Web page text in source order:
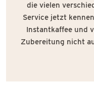
die vielen
Service jetzt
Instantkaffee und
Zubereitung nicht